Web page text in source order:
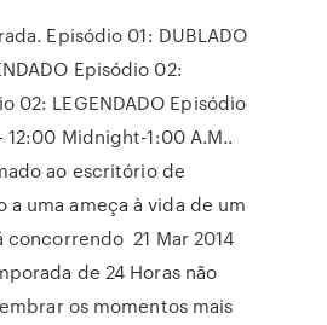
Episódio 01: DUBLADO
Episódio 02:
02: LEGENDADO Episódio
12:00 Midnight-1:00 A.M..
ao escritório de
uma ameça à vida de um
concorrendo 21 Mar 2014
de 24 Horas não
os momentos mais